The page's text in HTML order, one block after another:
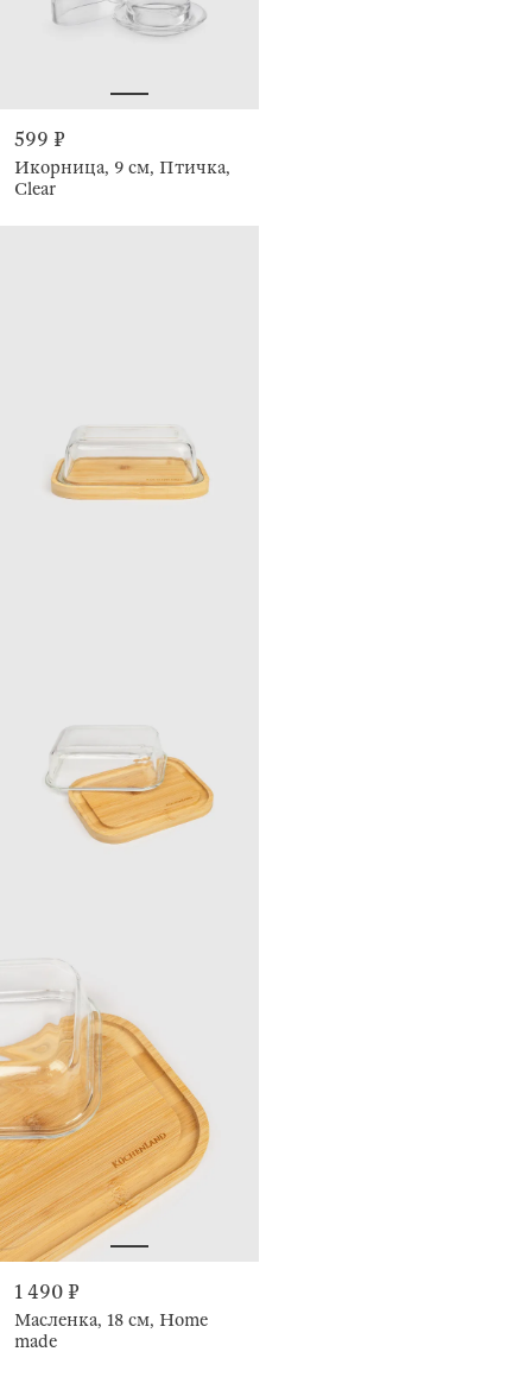
599 ₽
Икорница, 9 см, Птичка,
Clear
1 490 ₽
Масленка, 18 см, Home
made